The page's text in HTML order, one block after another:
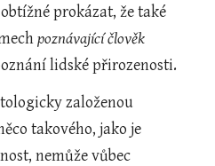
prokázat, že také
poznávající člověk
lidské přirozenosti.
založenou
takového, jako je
nemůže vůbec